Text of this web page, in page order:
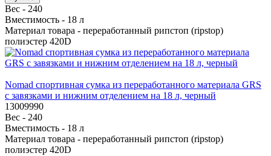
Вес - 240
Вместимость - 18 л
Материал товара - переработанный рипстоп (ripstop)
полиэстер 420D
Nomad спортивная сумка из переработанного материала GRS
с завязками и нижним отделением на 18 л, черный
13009990
Вес - 240
Вместимость - 18 л
Материал товара - переработанный рипстоп (ripstop)
полиэстер 420D